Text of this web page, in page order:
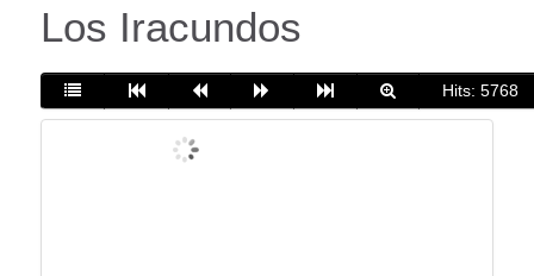
Los Iracundos
Hits: 5768